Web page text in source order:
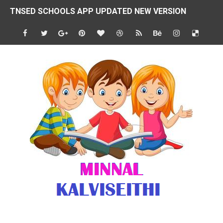
TNSED SCHOOLS APP UPDATED NEW VERSION
4 & 5 ஆம் வகுப்பிற்கான 3 ஆம் பருவ ( 2024 - 2025 )
1 முதல் 5 ஆம் வகுப்பு இரண்டாம் பருவத் தொகுத்தறி
பள்ளிக்கல்வித்துறை - அனைத்து வகை ஆசிரியர் மற்றும்
மணற்கேணி செயலி பயன்பாடு- SMC கூட்டங்கள் -
TNPSC - முந்தைய ஆண்டு வினாக்கள் - ஊர்ப் பெயர்களின் மரூஉ
ஓட்டுநர் பணிக்கு விண்ணப்பங்கள் வரவேற்பு ( டிசம்பர் 25 )
இரண்டாம் பருவத்தேர்வு தொகுத்தறி மதிப்பீட்டில் மாணவர்கள்